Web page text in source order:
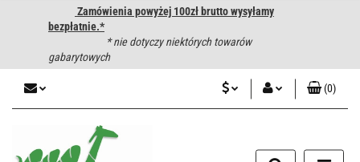
Zamówienia powyżej 100zł brutto wysyłamy
bezpłatnie.*
* nie dotyczy niektórych towarów
gabarytowych
Zarejestruj się
(0)